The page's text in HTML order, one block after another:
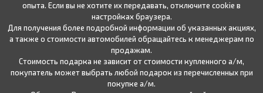
опыта. Если вы не хотите их передавать, отключите cookie в
настройках браузера.
Для получения более подробной информации об указанных акциях,
а также о стоимости автомобилей обращайтесь к менеджерам по
продажам.
Стоимость подарка не зависит от стоимости купленного а/м,
покупатель может выбрать любой подарок из перечисленных при
покупке а/м.